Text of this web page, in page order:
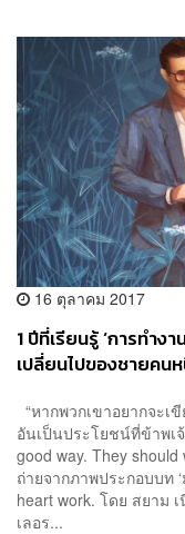
16 ตุลาคม 2017
1 ปีที่เรียนรู้ ‘การทำง
เปลี่ยนไปของชายคน
“หากพวกเขาอยากจะเ
อันเป็นประโยชน์ที่ข้าพเ
good way. They should
ถ่ายจากภาพประกอบบท
heart work. โดย สยาม
เลอร...